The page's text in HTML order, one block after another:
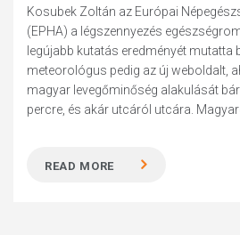
Kosubek Zoltán az Európai
(EPHA) a légszennyezés
legújabb kutatás eredményét mutatta
meteorológus pedig az új weboldalt,
magyar levegőminőség alakulását
percre, és akár utcáról utcára.
READ MORE